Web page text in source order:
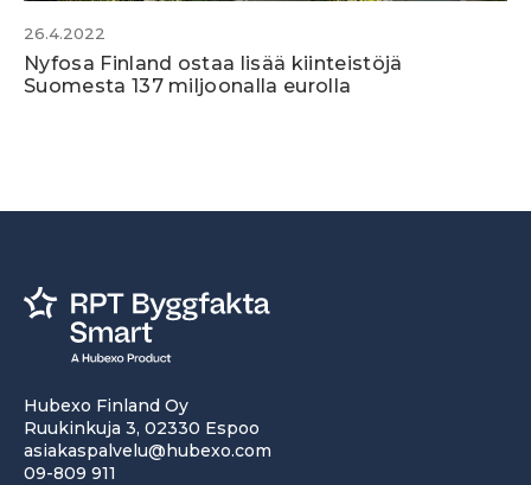
26.4.2022
Nyfosa Finland ostaa lisää kiinteistöjä
Suomesta 137 miljoonalla eurolla
Hubexo Finland Oy
Ruukinkuja 3, 02330 Espoo
asiakaspalvelu@hubexo.com
09-809 911